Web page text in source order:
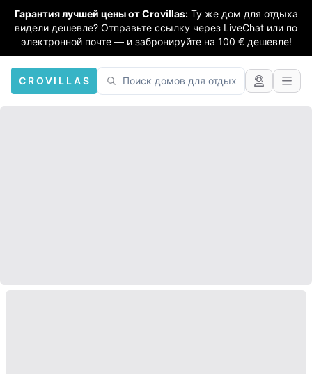
Гарантия лучшей цены от Crovillas: Ту же дом для отдыха
видели дешевле? Отправьте ссылку через LiveChat или по
электронной почте — и забронируйте на 100 € дешевле!
CROVILLAS